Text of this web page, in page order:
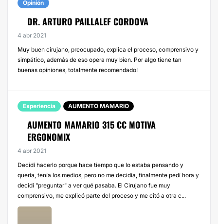
Opinión
DR. ARTURO PAILLALEF CORDOVA
4 abr 2021
Muy buen cirujano, preocupado, explica el proceso, comprensivo y
simpático, además de eso opera muy bien. Por algo tiene tan
buenas opiniones, totalmente recomendado!
Experiencia AUMENTO MAMARIO
AUMENTO MAMARIO 315 CC MOTIVA
ERGONOMIX
4 abr 2021
Decidí hacerlo porque hace tiempo que lo estaba pensando y
quería, tenía los medios, pero no me decidía, finalmente pedí hora y
decidí "preguntar" a ver qué pasaba. El Cirujano fue muy
comprensivo, me explicó parte del proceso y me citó a otra c...